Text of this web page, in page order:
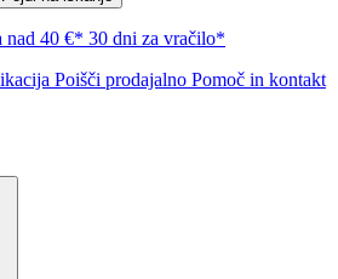
nad 40 €* 30 dni za vračilo*
Poišči prodajalno Pomoč in kontakt